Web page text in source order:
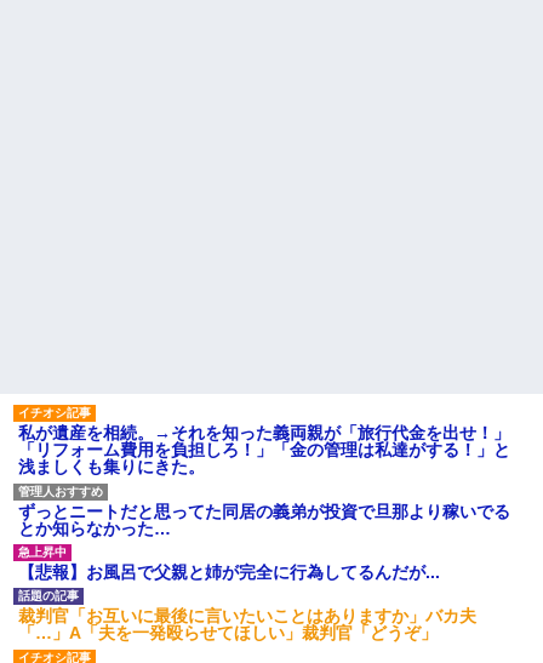
13歳娘が元嫁のところから逃げてきた。どう扱ったらいいのかわ
からない
元夫の連れ子「俺の結婚式の時くらい、母親としての責任を果た
そうとは思わないのか！」→どうも連れ子は…
テレワーク上司「会議中はカメラ付けろ！」女社員「え、事前連
絡無しは無理」上司「いいから付けろ！」→
私が遺産を相続。→それを知った義両親が「旅行代金を出せ！」
「リフォーム費用を負担しろ！」「金の管理は私達がする！」と
浅ましくも集りにきた。
ずっとニートだと思ってた同居の義弟が投資で旦那より稼いでる
とか知らなかった…
【悲報】お風呂で父親と姉が完全に行為してるんだが...
裁判官「お互いに最後に言いたいことはありますか」バカ夫
「…」A「夫を一発殴らせてほしい」裁判官「どうぞ」